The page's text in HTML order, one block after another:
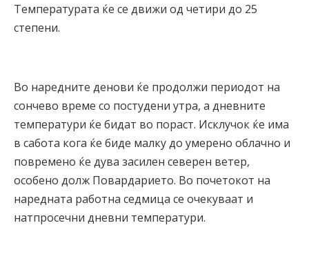
Температурата ќе се движи од четири до 25
степени.
Во наредните денови ќе продолжи периодот на
сончево време со постудени утра, а дневните
температури ќе бидат во пораст. Исклучок ќе има
в сабота кога ќе биде малку до умерено облачно и
повремено ќе дува засилен северен ветер,
особено долж Повардарието. Во почетокот на
наредната работна седмица се очекуваат и
натпросечни дневни температури.